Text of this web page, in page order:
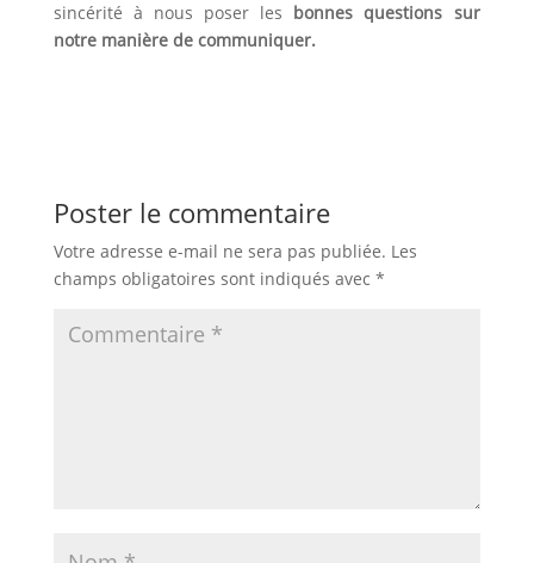
sincérité à nous poser les bonnes questions sur
notre manière de communiquer.
Poster le commentaire
Votre adresse e-mail ne sera pas publiée. Les
champs obligatoires sont indiqués avec *